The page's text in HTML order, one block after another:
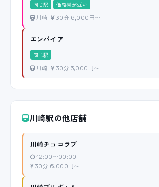
同じ駅 価格帯が近い
川崎 30分 6,000円〜
エンパイア
同じ駅
川崎 30分 5,000円〜
川崎駅の他店舗
川崎チョコラブ
12:00〜00:00
30分 6,000円〜